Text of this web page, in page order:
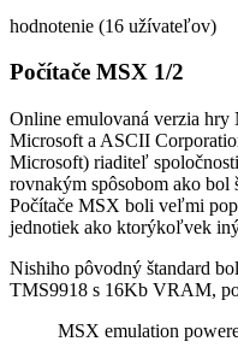
hodnotenie (16 užívateľov)
Počítače MSX 1/2
Online emulovaná verzia hry
Microsoft a ASCII
Microsoft) riaditeľ
rovnakým spôsobom ako bol
Počítače MSX boli veľmi
jednotiek ako ktorýkoľvek
Nishiho pôvodný štandard
TMS9918 s 16Kb VRAM,
MSX emulation